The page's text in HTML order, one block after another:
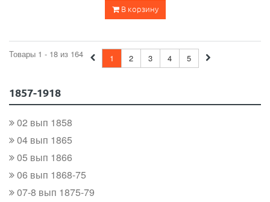
В корзину
Товары 1 - 18 из 164 1 2 3 4 5
1857-1918
02 вып 1858
04 вып 1865
05 вып 1866
06 вып 1868-75
07-8 вып 1875-79